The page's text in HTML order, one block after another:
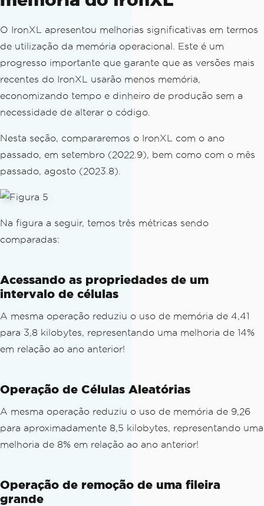
O IronXL apresentou melhorias significativas em termos
de utilização da memória operacional. Este é um
progresso importante que garante que as versões mais
recentes do IronXL usarão menos memória,
economizando tempo e dinheiro de produção sem a
necessidade de alterar o código.
Nesta seção, compararemos o IronXL com o ano
passado, em setembro (2022.9), bem como com o mês
passado, agosto (2023.8).
Na figura a seguir, temos três métricas sendo
comparadas:
Acessando as propriedades de um
intervalo de células
A mesma operação reduziu o uso de memória de 4,41
para 3,8 kilobytes, representando uma melhoria de 14%
em relação ao ano anterior!
Operação de Células Aleatórias
A mesma operação reduziu o uso de memória de 9,26
para aproximadamente 8,5 kilobytes, representando uma
melhoria de 8% em relação ao ano anterior!
Operação de remoção de uma fileira
grande